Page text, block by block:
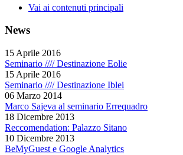
Vai ai contenuti principali
News
15 Aprile 2016
Seminario //// Destinazione Eolie
15 Aprile 2016
Seminario //// Destinazione Iblei
06 Marzo 2014
Marco Sajeva al seminario Errequadro
18 Dicembre 2013
Reccomendation: Palazzo Sitano
10 Dicembre 2013
BeMyGuest e Google Analytics